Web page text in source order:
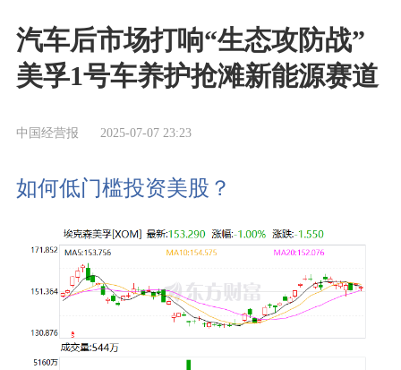
汽车后市场打响“生态攻防战”
美孚1号车养护抢滩新能源赛道
中国经营报 2025-07-07 23:23
如何低门槛投资美股？